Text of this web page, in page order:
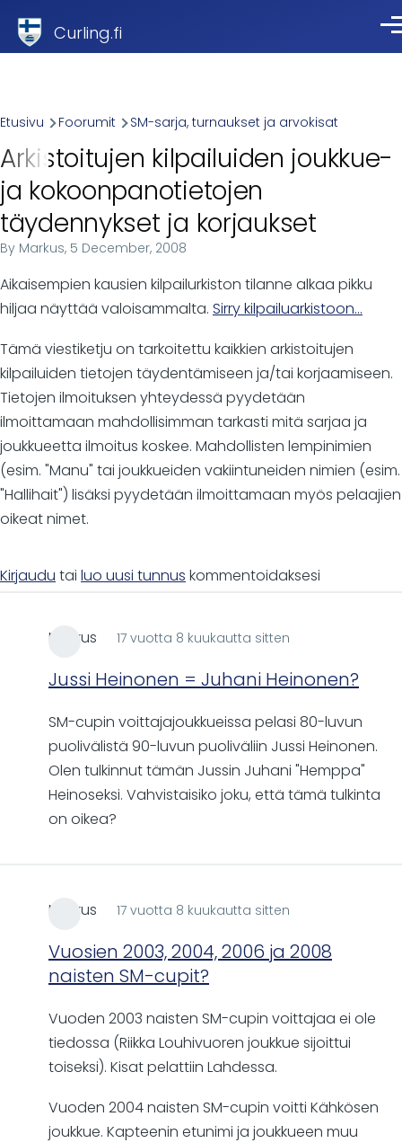
Curling.fi
Breadcrumb
Etusivu Foorumit SM-sarja, turnaukset ja arvokisat
Arkistoitujen kilpailuiden joukkue-
ja kokoonpanotietojen
täydennykset ja korjaukset
By Markus, 5 December, 2008
Aikaisempien kausien kilpailurkiston tilanne alkaa pikku
hiljaa näyttää valoisammalta. Sirry kilpailuarkistoon...
Tämä viestiketju on tarkoitettu kaikkien arkistoitujen
kilpailuiden tietojen täydentämiseen ja/tai korjaamiseen.
Tietojen ilmoituksen yhteydessä pyydetään
ilmoittamaan mahdollisimman tarkasti mitä sarjaa ja
joukkueetta ilmoitus koskee. Mahdollisten lempinimien
(esim. "Manu" tai joukkueiden vakiintuneiden nimien (esim.
"Hallihait") lisäksi pyydetään ilmoittamaan myös pelaajien
oikeat nimet.
Kirjaudu tai luo uusi tunnus kommentoidaksesi
Markus 17 vuotta 8 kuukautta sitten
Jussi Heinonen = Juhani Heinonen?
SM-cupin voittajajoukkueissa pelasi 80-luvun
puolivälistä 90-luvun puoliväliin Jussi Heinonen.
Olen tulkinnut tämän Jussin Juhani "Hemppa"
Heinoseksi. Vahvistaisiko joku, että tämä tulkinta
on oikea?
Markus 17 vuotta 8 kuukautta sitten
Vuosien 2003, 2004, 2006 ja 2008
naisten SM-cupit?
Vuoden 2003 naisten SM-cupin voittajaa ei ole
tiedossa (Riikka Louhivuoren joukkue sijoittui
toiseksi). Kisat pelattiin Lahdessa.
Vuoden 2004 naisten SM-cupin voitti Kähkösen
joukkue. Kapteenin etunimi ja joukkueen muu